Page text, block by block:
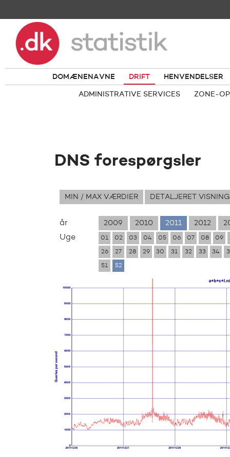
DOMÆNENAVNE DRIFT HENVENDELSER
ADMINISTRATIVE SERVICES ZONE-
DNS forespørgsler
MIN / MAX VÆRDIER DETALJERET VISNING
år 2009 2010 2011 2012
Uge 01 02 03 04 05 06 07 08 09
26 27 28 29 30 31 32 33 34
51 52